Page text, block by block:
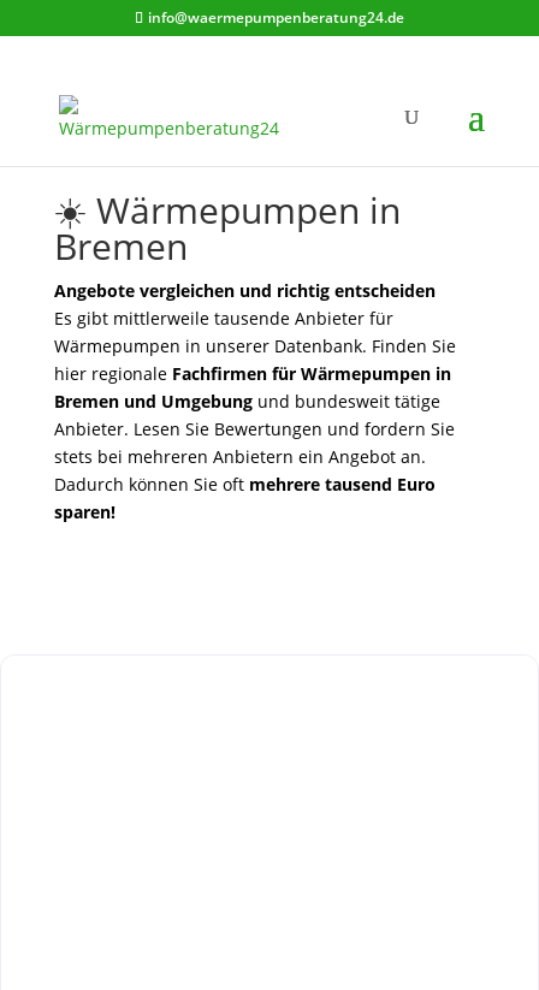
info@waermepumpenberatung24.de
☀️ Wärmepumpen in
Bremen
Angebote vergleichen und richtig entscheiden
Es gibt mittlerweile tausende Anbieter für
Wärmepumpen in unserer Datenbank. Finden Sie
hier regionale Fachfirmen für Wärmepumpen in
Bremen und Umgebung und bundesweit tätige
Anbieter. Lesen Sie Bewertungen und fordern Sie
stets bei mehreren Anbietern ein Angebot an.
Dadurch können Sie oft mehrere tausend Euro
sparen!